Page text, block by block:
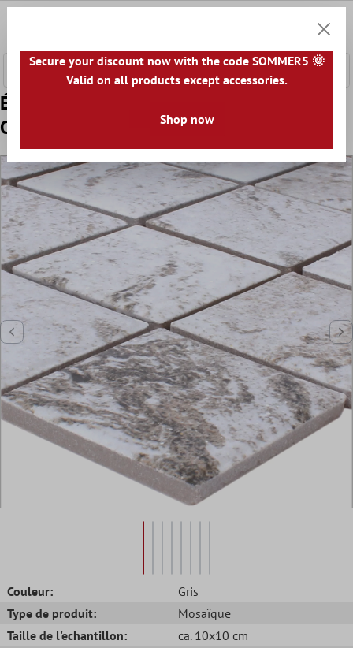
Panier
Échantillon Mosaïque Céramique Pierre
Optique Herkules Gris Clair
Couleur:
Gris
Type de produit:
Mosaïque
Taille de l'echantillon:
ca. 10x10 cm
Secure your discount now with the code SOMMER5 🌞
Valid on all products except accessories.
Shop now